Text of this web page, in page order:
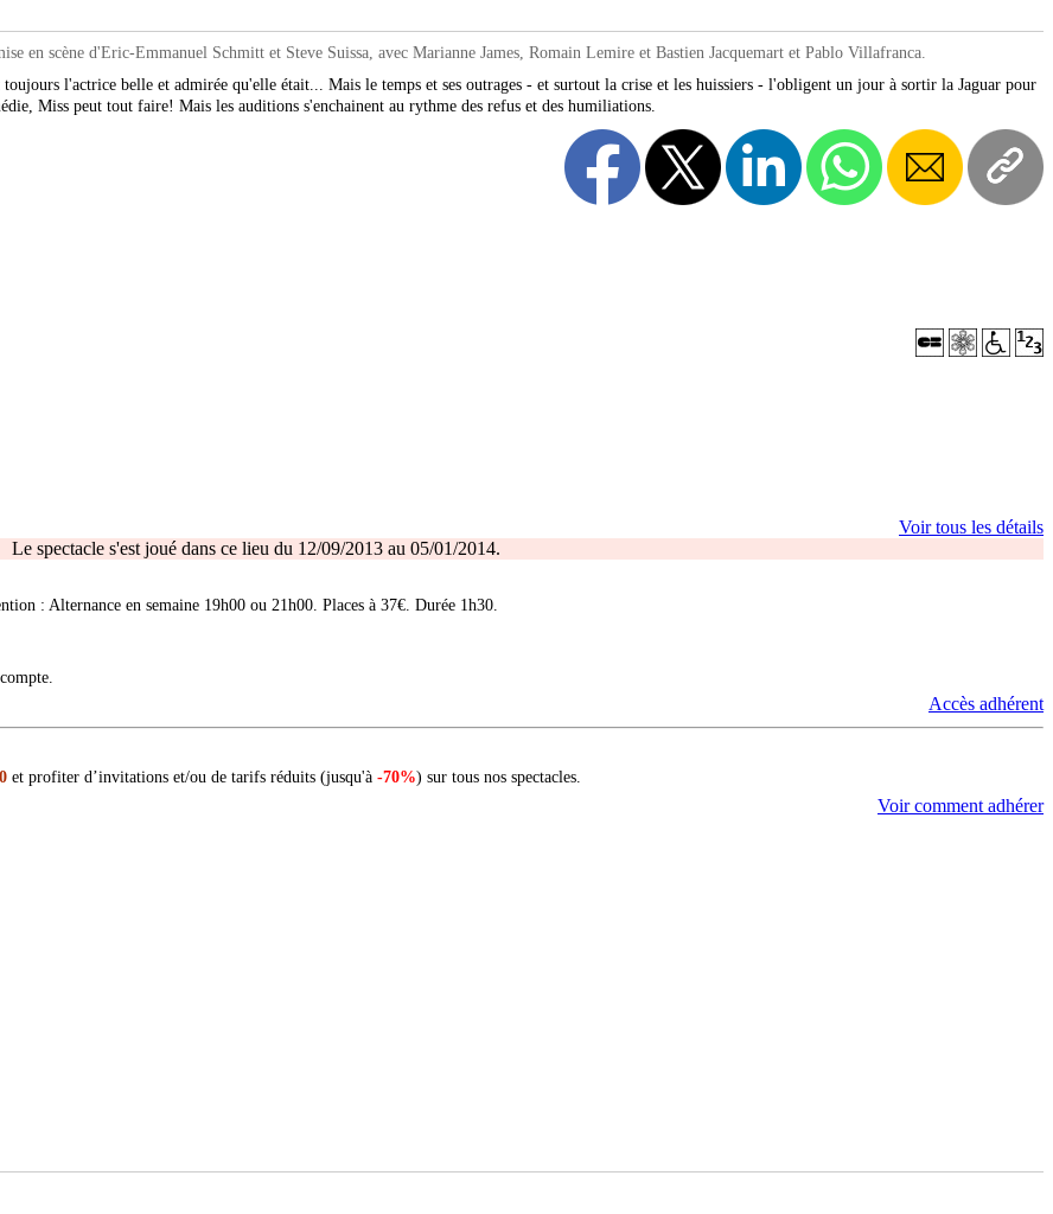
en scène d'Eric-Emmanuel Schmitt et Steve Suissa, avec Marianne James, Romain Lemire et Bastien Jacquemart et Pablo Villafranca.
toujours l'actrice belle et admirée qu'elle était... Mais le temps et ses outrages - et surtout la crise et les huissiers - l'obligent un jour à sortir la Jaguar pour
Miss peut tout faire! Mais les auditions s'enchainent au rythme des refus et des humiliations.
Voir tous les détails
Le spectacle s'est joué dans ce lieu du 12/09/2013 au 05/01/2014.
: Alternance en semaine 19h00 ou 21h00. Places à 37€. Durée 1h30.
Accès adhérent
et profiter d’invitations et/ou de tarifs réduits (jusqu'à -70%) sur tous nos spectacles.
Voir comment adhérer